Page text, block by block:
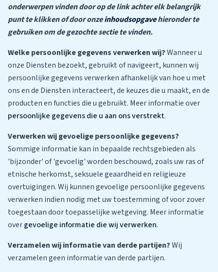
onderwerpen vinden door op de link achter elk belangrijk
punt te klikken of door onzeinhoudsopgavehieronder te
gebruiken om de gezochte sectie te vinden.
Welke persoonlijke gegevens verwerken wij?Wanneer u
onze Diensten bezoekt, gebruikt of navigeert, kunnen wij
persoonlijke gegevens verwerken afhankelijk van hoe u met
ons en de Diensten interacteert, de keuzes die u maakt, en de
producten en functies die u gebruikt. Meer informatie over
persoonlijke gegevens die u aan ons verstrekt.
Verwerken wij gevoelige persoonlijke gegevens?
Sommige informatie kan in bepaalde rechtsgebieden als
'bijzonder' of 'gevoelig' worden beschouwd, zoals uw ras of
etnische herkomst, seksuele geaardheid en religieuze
overtuigingen. Wij kunnen gevoelige persoonlijke gegevens
verwerken indien nodig met uw toestemming of voor zover
toegestaan door toepasselijke wetgeving. Meer informatie
overgevoelige informatie die wij verwerken.
Verzamelen wij informatie van derde partijen?Wij
verzamelen geen informatie van derde partijen.